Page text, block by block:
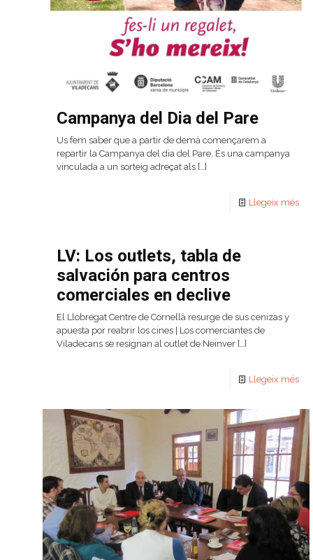
Campanya del Dia del Pare
Us fem saber que a partir de demà començarem a
repartir la Campanya del dia del Pare. És una campanya
vinculada a un sorteig adreçat als […]
Llegeix més
LV: Los outlets, tabla de
salvación para centros
comerciales en declive
El Llobregat Centre de Cornellà resurge de sus cenizas y
apuesta por reabrir los cines | Los comerciantes de
Viladecans se resignan al outlet de Neinver […]
Llegeix més